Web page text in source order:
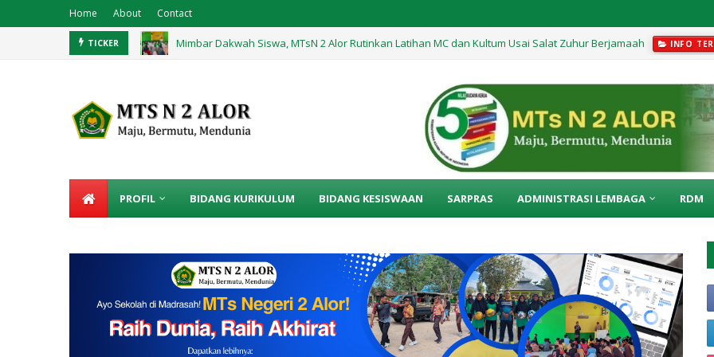
Home About Contact
TICKER
Mimbar Dakwah Siswa, MTsN 2 Alor Rutinkan Latihan MC dan Kultum Usai Salat Zuhur Berjamaah
Praktik Langsung, Belajar Teks Prosedur di Kelas IX Berlangsung Menyenangkan INFO TERKINI
PROFIL BIDANG KURIKULUM BIDANG KESISWAAN SARPRAS ADMINISTRASI LEMBAGA RDM